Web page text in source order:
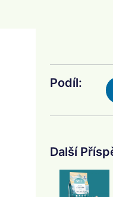
Podíl:
Další